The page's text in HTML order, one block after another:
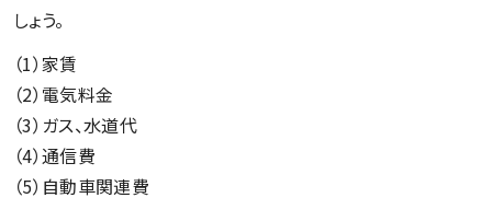
しょう。
（1）家賃
（2）電気料金
（3）ガス、水道代
（4）通信費
（5）自動車関連費